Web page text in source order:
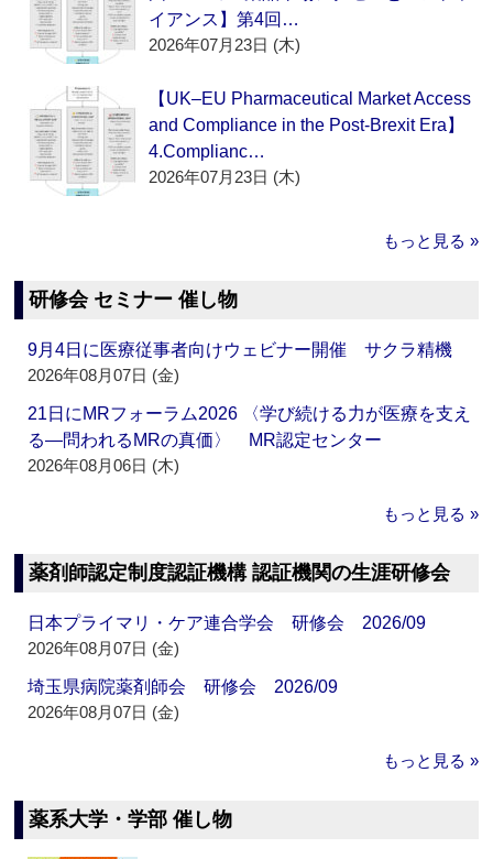
イアンス】第4回…
2026年07月23日 (木)
【UK–EU Pharmaceutical Market Access
and Compliance in the Post-Brexit Era】
4.Complianc…
2026年07月23日 (木)
もっと見る »
研修会 セミナー 催し物
9月4日に医療従事者向けウェビナー開催 サクラ精機
2026年08月07日 (金)
21日にMRフォーラム2026 〈学び続ける力が医療を支え
る―問われるMRの真価〉 MR認定センター
2026年08月06日 (木)
もっと見る »
薬剤師認定制度認証機構 認証機関の生涯研修会
日本プライマリ・ケア連合学会 研修会 2026/09
2026年08月07日 (金)
埼玉県病院薬剤師会 研修会 2026/09
2026年08月07日 (金)
もっと見る »
薬系大学・学部 催し物